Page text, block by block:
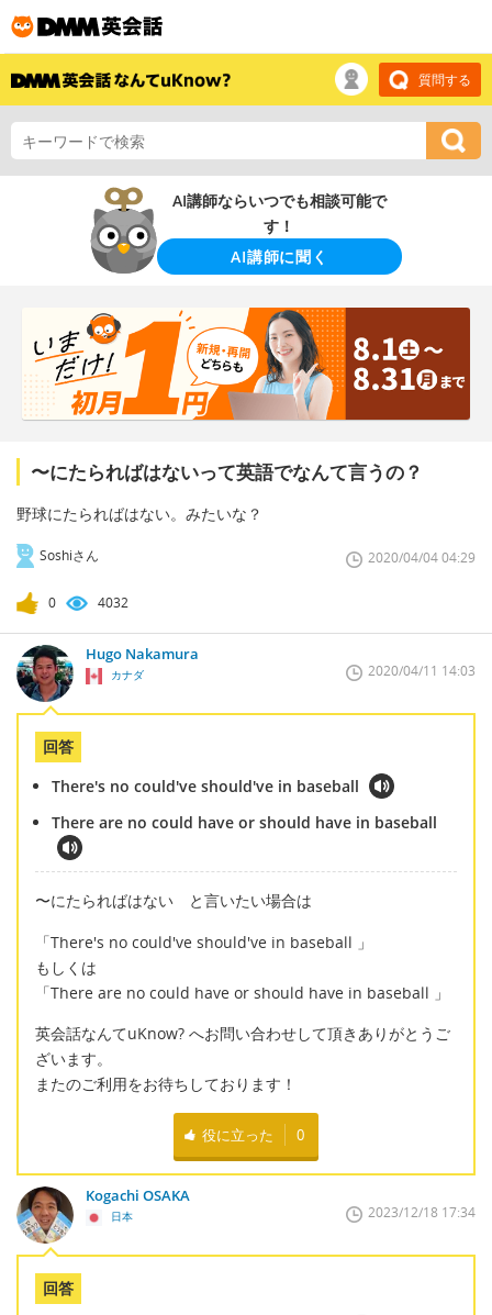
質問する
AI講師ならいつでも相談可能で
す！
AI講師に聞く
〜にたらればはないって英語でなんて言うの？
野球にたらればはない。みたいな？
Soshiさん 2020/04/04 04:29
0 4032
Hugo Nakamura
カナダ 2020/04/11 14:03
回答
There's no could've should've in baseball
There are no could have or should have in baseball
〜にたらればはない と言いたい場合は
「There's no could've should've in baseball 」
もしくは
「There are no could have or should have in baseball 」
英会話なんてuKnow? へお問い合わせして頂きありがとうご
ざいます。
またのご利用をお待ちしております！
役に立った 0
Kogachi OSAKA
日本 2023/12/18 17:34
回答